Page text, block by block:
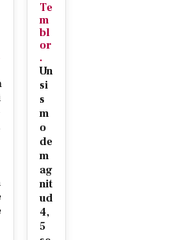
Te
m
bl
or
.
Un
si
s
m
o
de
m
ag
nit
ud
4,
5